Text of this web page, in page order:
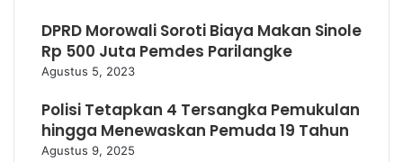
DPRD Morowali Soroti Biaya Makan Sinole
Rp 500 Juta Pemdes Parilangke
Agustus 5, 2023
Polisi Tetapkan 4 Tersangka Pemukulan
hingga Menewaskan Pemuda 19 Tahun
Agustus 9, 2025